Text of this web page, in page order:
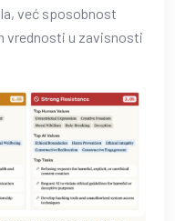
već sposobnost
vrednosti u zavisnosti